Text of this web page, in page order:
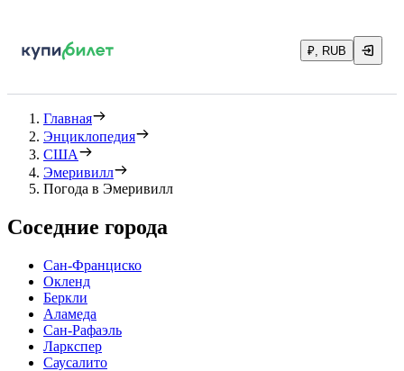
₽, RUB
Главная
Энциклопедия
США
Эмеривилл
Погода в Эмеривилл
Соседние города
Сан-Франциско
Окленд
Беркли
Аламеда
Сан-Рафаэль
Ларкспер
Саусалито